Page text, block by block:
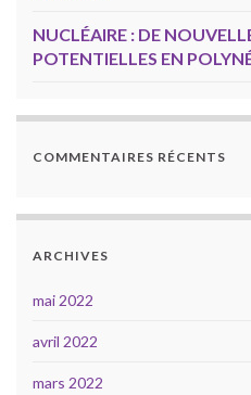
NUCLÉAIRE : DE
POTENTIELLES EN
COMMENTAIRES RÉCENTS
ARCHIVES
mai 2022
avril 2022
mars 2022